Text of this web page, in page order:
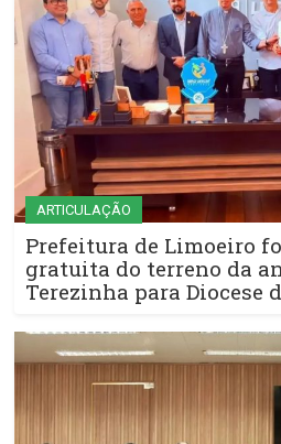
ARTICULAÇÃO
Prefeitura de Limoeiro
gratuita do terreno da
Terezinha para Diocese